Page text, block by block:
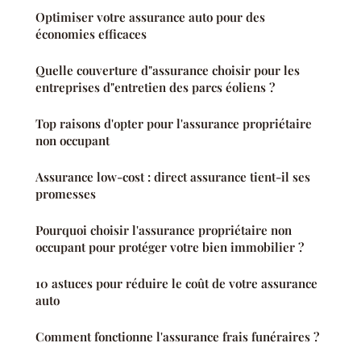
Optimiser votre assurance auto pour des
économies efficaces
Quelle couverture d"assurance choisir pour les
entreprises d"entretien des parcs éoliens ?
Top raisons d'opter pour l'assurance propriétaire
non occupant
Assurance low-cost : direct assurance tient-il ses
promesses
Pourquoi choisir l'assurance propriétaire non
occupant pour protéger votre bien immobilier ?
10 astuces pour réduire le coût de votre assurance
auto
Comment fonctionne l'assurance frais funéraires ?